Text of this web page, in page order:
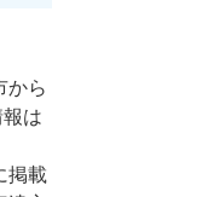
から
は
掲載